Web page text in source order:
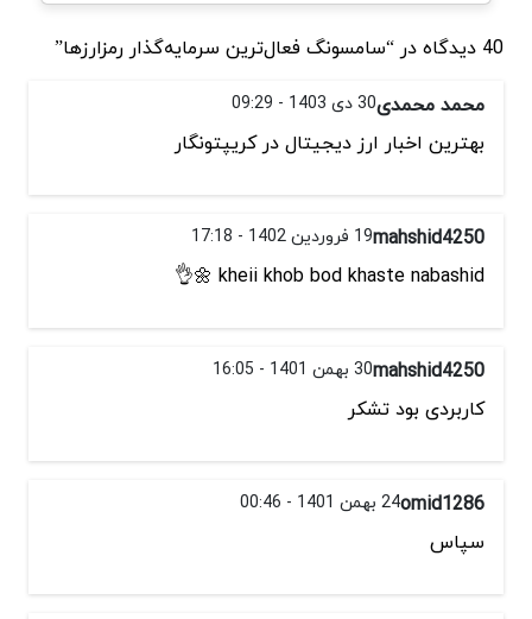
40 دیدگاه در “سامسونگ فعال‌‌ترین سرمایه‌‌گذار رمزارزها”
محمد محمدی30 دی 1403 - 09:29
بهترین اخبار ارز دیجیتال در کریپتونگار
mahshid425019 فروردین 1402 - 17:18
kheii khob bod khaste nabashid 🌼👌
mahshid425030 بهمن 1401 - 16:05
کاربردی بود تشکر
omid128624 بهمن 1401 - 00:46
سپاس